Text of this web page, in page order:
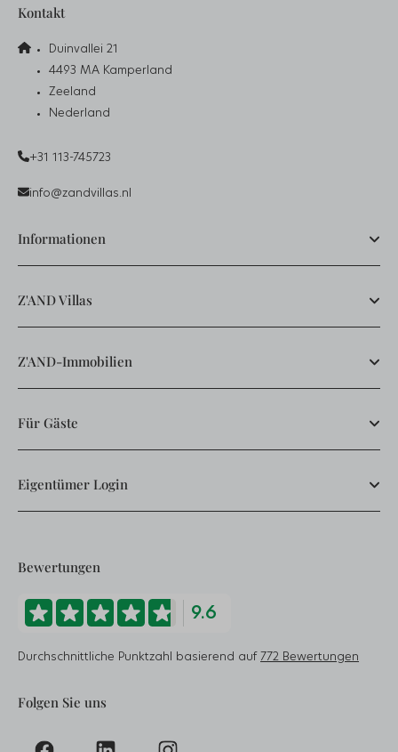
Kontakt
Duinvallei 21
4493 MA Kamperland
Zeeland
Nederland
+31 113-745723
info@zandvillas.nl
Informationen
Z'AND Villas
Z'AND-Immobilien
Für Gäste
Eigentümer Login
Bewertungen
9.6
Durchschnittliche Punktzahl basierend auf 772 Bewertungen
Folgen Sie uns